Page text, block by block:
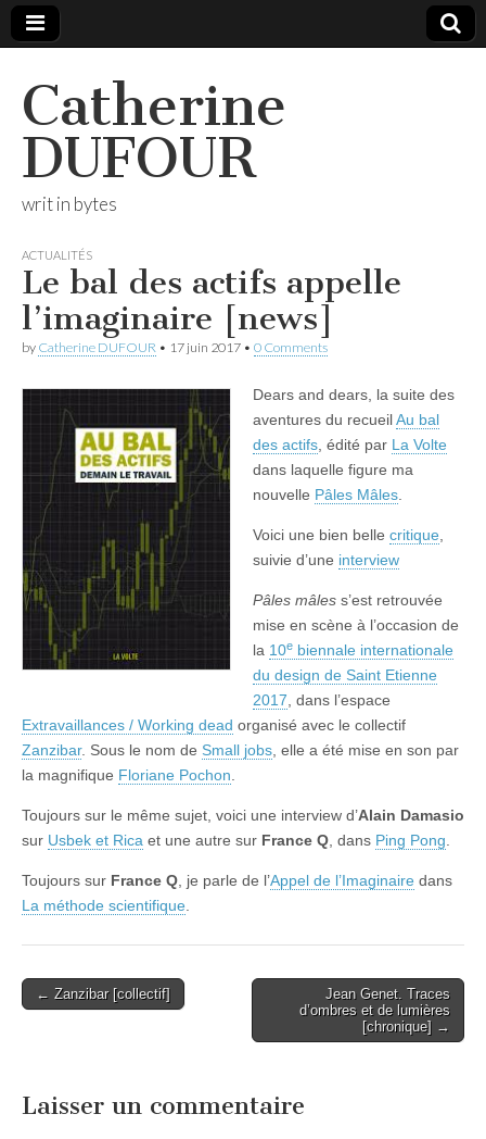
Catherine
DUFOUR
writ in bytes
ACTUALITÉS
Le bal des actifs appelle
l’imaginaire [news]
by Catherine DUFOUR • 17 juin 2017 • 0 Comments
Dears and dears, la suite des
aventures du recueilAu bal
des actifs , édité par La Volte
dans laquelle figure ma
nouvelle Pâles Mâles
Voici une bien belle critique
suivie d’une interview
Pâles mâles s’est retrouvée
mise en scène à l’occasion de
la 10e biennale internationale
du design de Saint Etienne
2017 , dans l’espace
Extravaillances / Working dead organisé avec le collectif
Zanzibar. Sous le nom de Small jobs , elle a été mise en son par
la magnifique Floriane Pochon
Toujours sur le même sujet, voici une interview d’Alain Damasio
sur Usbek et Rica et une autre sur France Q , dans Ping Pong
Toujours sur France Q , je parle de l’Appel de l’Imaginaire dans
La méthode scientifique
Post
← Zanzibar [collectif]
Jean Genet. Traces
d’ombres et de lumières
[chronique] →
Laisser un commentaire